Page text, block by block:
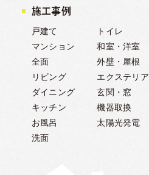
施工事例
戸建て
マンション
全面
リビング
ダイニング
キッチン
お風呂
洗面
トイレ
和室・洋室
外壁・屋根
エクステリア
玄関・窓
機器取換
太陽光発電